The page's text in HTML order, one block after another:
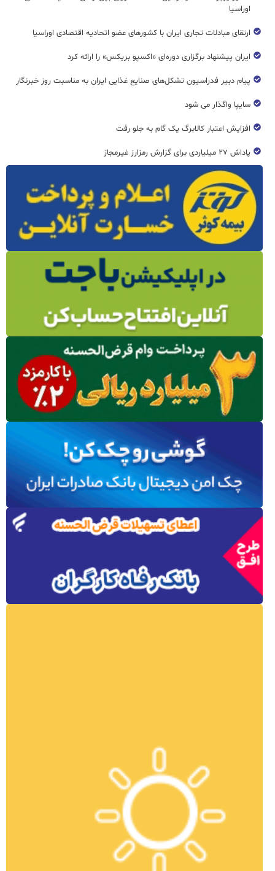
اوراسیا
ارتقای مبادلات تجاری ایران با کشورهای عضو اتحادیه اقتصادی اوراسیا
ایران پیشنهاد برگزاری دوره‌ای «اکسپو بریکس» را ارائه کرد
پیام دبیر فدراسیون تشکل‌های صنایع غذایی ایران به مناسبت روز خبرنگار
سایپا واگذار می شود
افزایش اعتبار کالابرگ یک گام به جلو رفت
پاداش ۲۷ میلیاردی برای گزارش رمزارز غیرمجاز